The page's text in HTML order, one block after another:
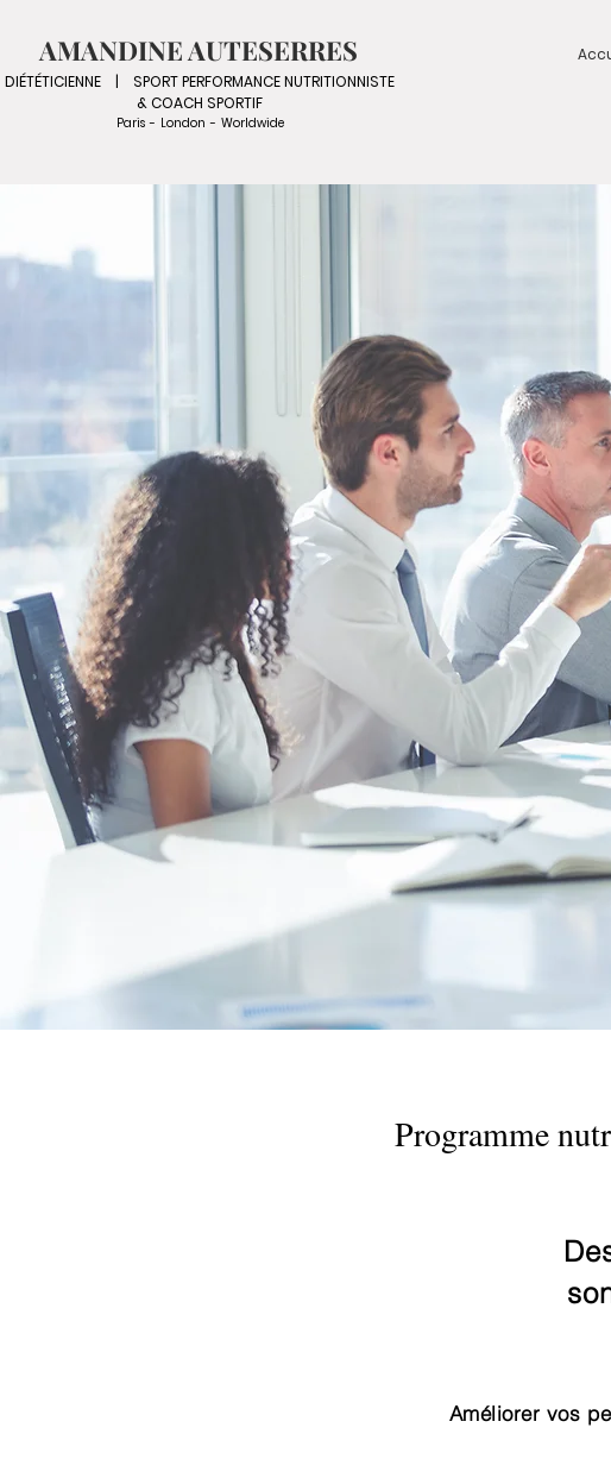
AMANDINE AUTESERRES
DIÉTÉTICIENNE | SPORT PERFORMANCE NUTRITIONNISTE
& COACH SPORTIF
Paris - London - Worldwide
ATELIERS
Nutrition
Programme
Améliorer vos